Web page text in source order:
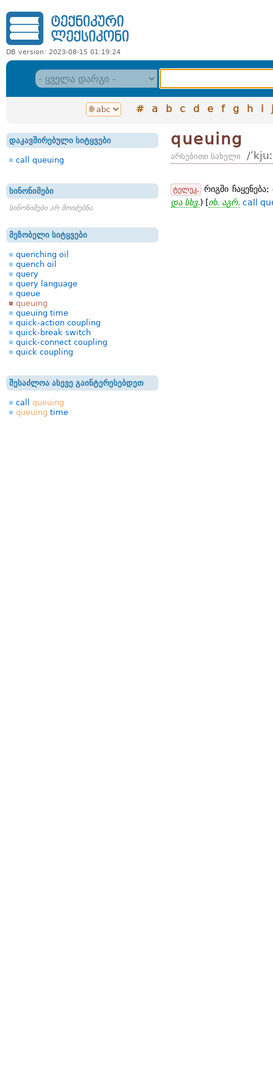
DB version: 2023-08-15 01:19:24
# a b c d e f g h i j
დაკავშირებული სიტყვები
call queuing
სინონიმები
სინონიმები არ მოიძებნა
მეზობელი სიტყვები
quenching oil
quench oil
query
query language
queue
queuing
queuing time
quick-action coupling
quick-break switch
quick-connect coupling
quick coupling
შესაძლოა ასევე გაინტერესებდეთ
call queuing
queuing time
queuing
არსებითი სახელი /
ტელეკ.
რიგში
და სხვ.) [იხ. აგრ. call